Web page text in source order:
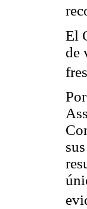
El
de